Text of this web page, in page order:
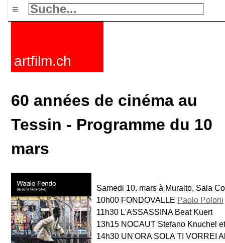
≡
artfilm.ch
60 années de cinéma au
Tessin - Programme du 10
mars
Samedi 10. mars à Muralto, Sala
10h00 FONDOVALLE Paolo Poloni
11h30 L'ASSASSINA Beat Kuert
13h15 NOCAUT Stefano Knuchel
14h30 UN'ORA SOLA TI VORREI